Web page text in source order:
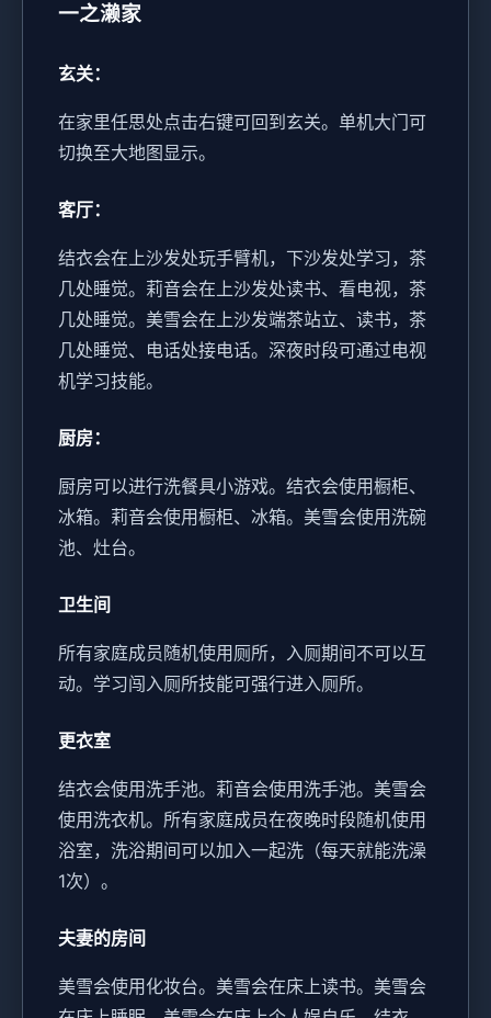
一之濑家
玄关：
在家里任思处点击右键可回到玄关。 单机大门可
切换至大地图显示。
客厅：
结衣会在上沙发处玩手臂机，下沙发处学习，茶
几处睡觉。 莉音会在上沙发处读书、看电视，茶
几处睡觉。 美雪会在上沙发端茶站立、读书，茶
几处睡觉、电话处接电话。 深夜时段可通过电视
机学习技能。
厨房：
厨房可以进行洗餐具小游戏。 结衣会使用橱柜、
冰箱。 莉音会使用橱柜、冰箱。 美雪会使用洗碗
池、灶台。
卫生间
所有家庭成员随机使用厕所，入厕期间不可以互
动。 学习闯入厕所技能可强行进入厕所。
更衣室
结衣会使用洗手池。 莉音会使用洗手池。 美雪会
使用洗衣机。 所有家庭成员在夜晚时段随机使用
浴室，洗浴期间可以加入一起洗（每天就能洗澡
1次）。
夫妻的房间
美雪会使用化妆台。 美雪会在床上读书。 美雪会